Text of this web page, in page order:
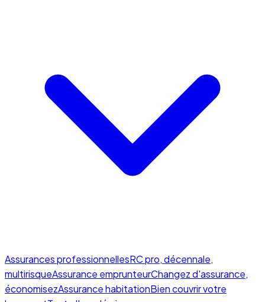
Assurances professionnellesRC pro, décennale,
multirisqueAssurance emprunteurChangez d'assurance,
économisezAssurance habitationBien couvrir votre